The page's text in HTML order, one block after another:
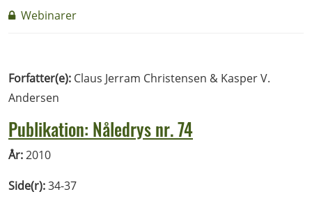
Webinarer
Forfatter(e): Claus Jerram Christensen & Kasper V.
Andersen
Publikation: Nåledrys nr. 74
År:2010
Side(r):34-37